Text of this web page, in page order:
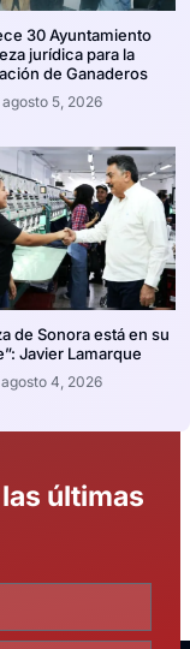
30 Ayuntamiento
jurídica para la
de Ganaderos
agosto 5, 2026
de Sonora está en su
Javier Lamarque
agosto 4, 2026
últimas